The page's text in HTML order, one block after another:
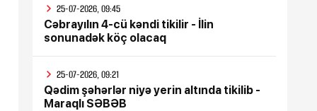
25-07-2026, 09:45
Cəbrayılın 4-cü kəndi tikilir - İlin
sonunadək köç olacaq
25-07-2026, 09:21
Qədim şəhərlər niyə yerin altında tikilib -
Maraqlı SƏBƏB